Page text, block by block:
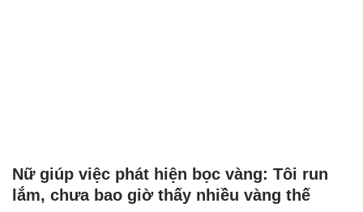
Nữ giúp việc phát hiện bọc vàng: Tôi run
lắm, chưa bao giờ thấy nhiều vàng thế